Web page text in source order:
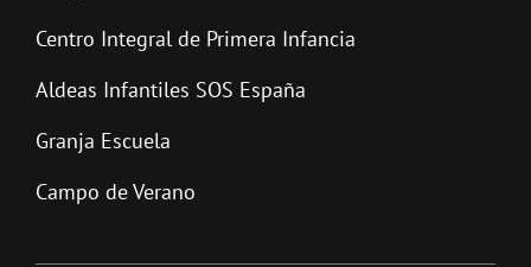
Centro Integral de Primera Infancia
Aldeas Infantiles SOS España
Granja Escuela
Campo de Verano